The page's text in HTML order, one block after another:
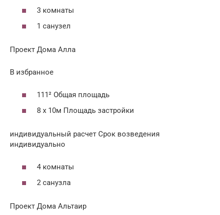
3 комнаты
1 санузел
Проект Дома Алла
В избранное
111² Общая площадь
8 x 10м Площадь застройки
индивидуальный расчет Срок возведения
индивидуально
4 комнаты
2 санузла
Проект Дома Альтаир